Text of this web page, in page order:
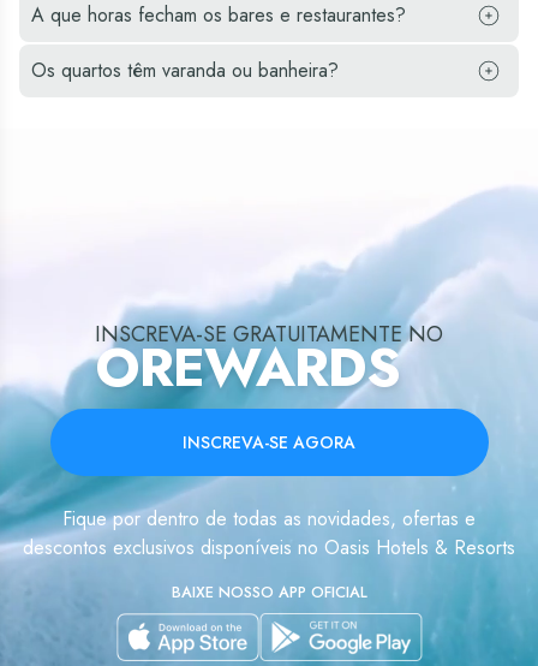
A que horas fecham os bares e restaurantes?
Os quartos têm varanda ou banheira?
INSCREVA-SE GRATUITAMENTE NO
OREWARDS
INSCREVA-SE AGORA
Fique por dentro de todas as novidades, ofertas e
descontos exclusivos disponíveis no Oasis Hotels & Resorts
BAIXE NOSSO APP OFICIAL